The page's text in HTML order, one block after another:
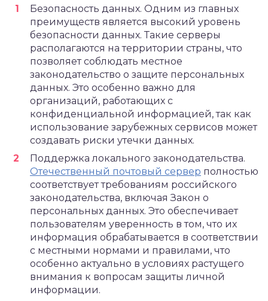
Безопасность данных. Одним из главных
преимуществ является высокий уровень
безопасности данных. Такие серверы
располагаются на территории страны, что
позволяет соблюдать местное
законодательство о защите персональных
данных. Это особенно важно для
организаций, работающих с
конфиденциальной информацией, так как
использование зарубежных сервисов может
создавать риски утечки данных.
Поддержка локального законодательства.
Отечественный почтовый сервер полностью
соответствует требованиям российского
законодательства, включая Закон о
персональных данных. Это обеспечивает
пользователям уверенность в том, что их
информация обрабатывается в соответствии
с местными нормами и правилами, что
особенно актуально в условиях растущего
внимания к вопросам защиты личной
информации.